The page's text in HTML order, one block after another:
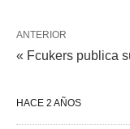
ANTERIOR
« Fcukers publica
HACE 2 AÑOS